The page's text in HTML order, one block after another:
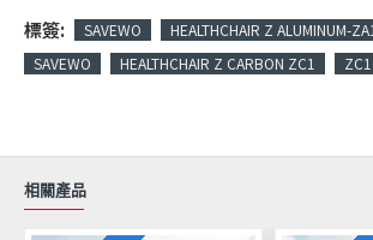
標簽: SAVEWO HEALTHCHAIR Z ALUMINUM-ZA1
SAVEWO
HEALTHCHAIR Z CARBON ZC1 ZC1
相關產品